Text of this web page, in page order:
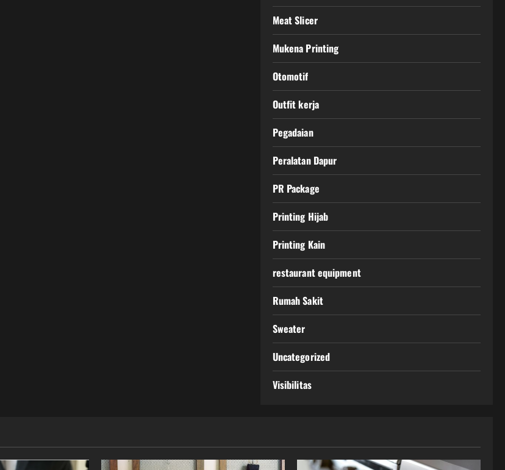
Meat Slicer
Mukena Printing
Otomotif
Outfit kerja
Pegadaian
Peralatan Dapur
PR Package
Printing Hijab
Printing Kain
restaurant equipment
Rumah Sakit
Sweater
Uncategorized
Visibilitas